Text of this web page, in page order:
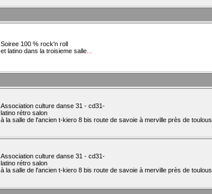
Soiree 100 % rock'n roll
et latino dans la troisieme salle
Association culture danse 31 - cd31-
latino rétro salon
à la salle de l'ancien t-kiero 8 bis route de savoie à merville près de toulous
Association culture danse 31 - cd31-
latino rétro salon
à la salle de l'ancien t-kiero 8 bis route de savoie à merville près de toulous